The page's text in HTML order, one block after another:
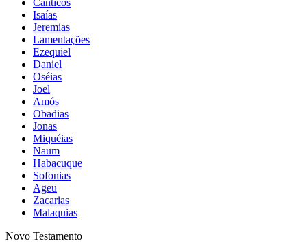
Isaías
Jeremias
Lamentações
Ezequiel
Daniel
Oséias
Joel
Amós
Obadias
Jonas
Miquéias
Naum
Habacuque
Sofonias
Ageu
Zacarias
Malaquias
Novo Testamento